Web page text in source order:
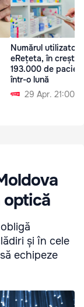
Numărul
eRețeta, în
193.000 de
într-o lună
29 Apr. 21:00
și în cele
echipeze